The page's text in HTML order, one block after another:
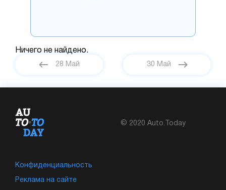
Ничего не найдено.
28 Май 30 Май
© 2020 Auto.Today
Конфиденциальность
Реклама на сайте